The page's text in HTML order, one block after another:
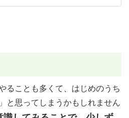
ることも多くて、はじめのうち
と思ってしまうかもしれません